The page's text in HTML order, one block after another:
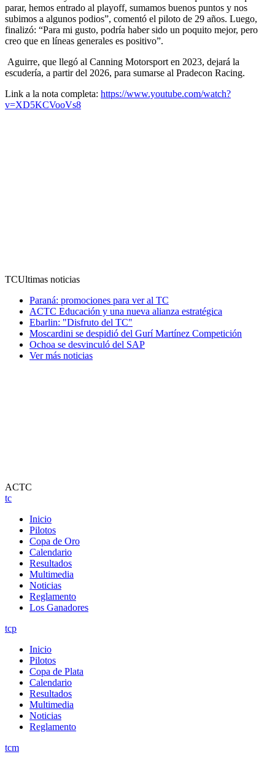
parar, hemos entrado al playoff, sumamos buenos puntos y nos
subimos a algunos podios”, comentó el piloto de 29 años. Luego,
finalizó: “Para mi gusto, podría haber sido un poquito mejor, pero
creo que en líneas generales es positivo”.
Aguirre, que llegó al Canning Motorsport en 2023, dejará la
escudería, a partir del 2026, para sumarse al Pradecon Racing.
Link a la nota completa: https://www.youtube.com/watch?
v=XD5KCVooVs8
TCUltimas noticias
Paraná: promociones para ver al TC
ACTC Educación y una nueva alianza estratégica
Ebarlin: "Disfruto del TC"
Moscardini se despidió del Gurí Martínez Competición
Ochoa se desvinculó del SAP
Ver más noticias
ACTC
tc
Inicio
Pilotos
Copa de Oro
Calendario
Resultados
Multimedia
Noticias
Reglamento
Los Ganadores
tcp
Inicio
Pilotos
Copa de Plata
Calendario
Resultados
Multimedia
Noticias
Reglamento
tcm